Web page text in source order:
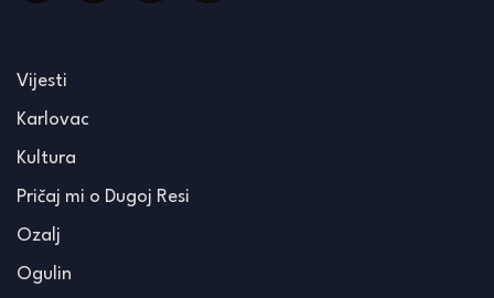
Vijesti
Karlovac
Kultura
Pričaj mi o Dugoj Resi
Ozalj
Ogulin